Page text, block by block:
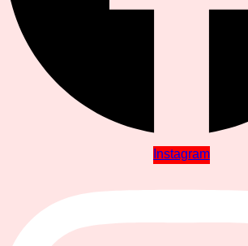
Instagram